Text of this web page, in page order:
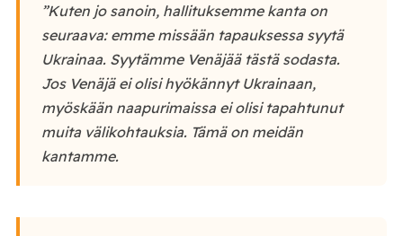
”Kuten jo sanoin, hallituksemme kanta on
seuraava: emme missään tapauksessa syytä
Ukrainaa. Syytämme Venäjää tästä sodasta.
Jos Venäjä ei olisi hyökännyt Ukrainaan,
myöskään naapurimaissa ei olisi tapahtunut
muita välikohtauksia. Tämä on meidän
kantamme.